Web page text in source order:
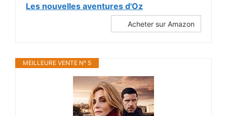
Les nouvelles aventures d'Oz
Acheter sur Amazon
MEILLEURE VENTE N° 5